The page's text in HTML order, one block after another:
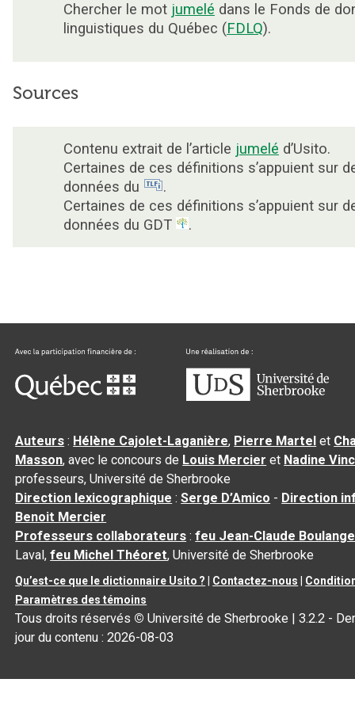
Chercher le mot jumelé dans le Fonds de
linguistiques du Québec (FDLQ).
Sources
Contenu extrait de l’article jumelé d’Usito.
Certaines de ces définitions s’appuient sur
données du
.
Certaines de ces définitions s’appuient sur
données du GDT
.
Auteurs : Hélène Cajolet-Laganière, Pierre Martel et
Masson, avec le concours de Louis Mercier et Nadine
professeurs, Université de Sherbrooke
Direction lexicographique :Serge D’Amico - Direction
Benoit Mercier
Professeurs collaborateurs :feu Jean-Claude
Laval,feu Michel Théoret, Université de Sherbrooke
Qu’est-ce que le dictionnaire Usito ? Contactez-nous
Paramètres des témoins
Tous droits réservés © Université de Sherbrooke |3.2.2 -
jour du contenu :2026-08-03